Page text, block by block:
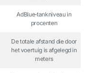
AdBlue‑tankniveau in
procenten
De totale afstand die door
het voertuig is afgelegd in
meters